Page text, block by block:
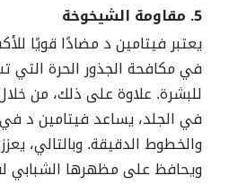
5. مقاومة الشيخوخة
يعتبر فيتامين د مضادًا قويًا
في مكافحة الجذور الحرة التي
للبشرة. علاوة على ذلك، من
في الجلد، يساعد فيتامين د
والخطوط الدقيقة. وبالتالي،
ويحافظ على مظهرها الشبابي